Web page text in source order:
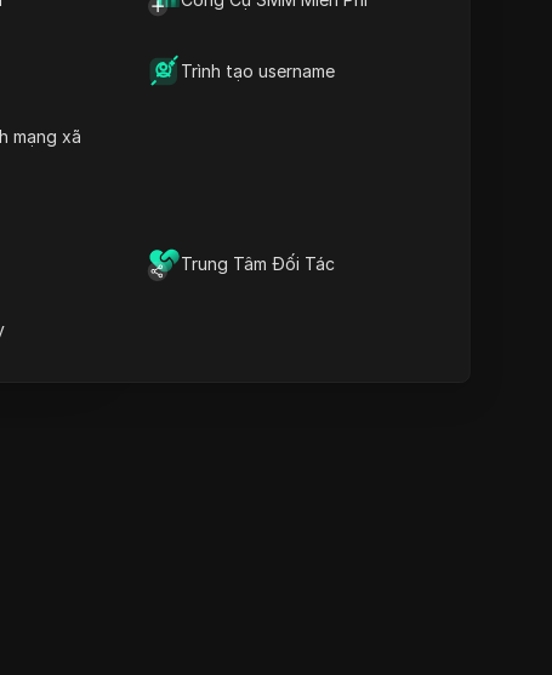
Trình tạo username
mạng xã
Trung Tâm Đối Tác
Từ khóa nội dung
Thêm gợi ý video
Tải xuống